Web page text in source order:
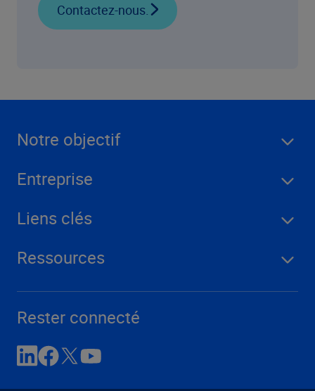
Contactez-nous.
Notre objectif
Entreprise
Liens clés
Ressources
Rester connecté